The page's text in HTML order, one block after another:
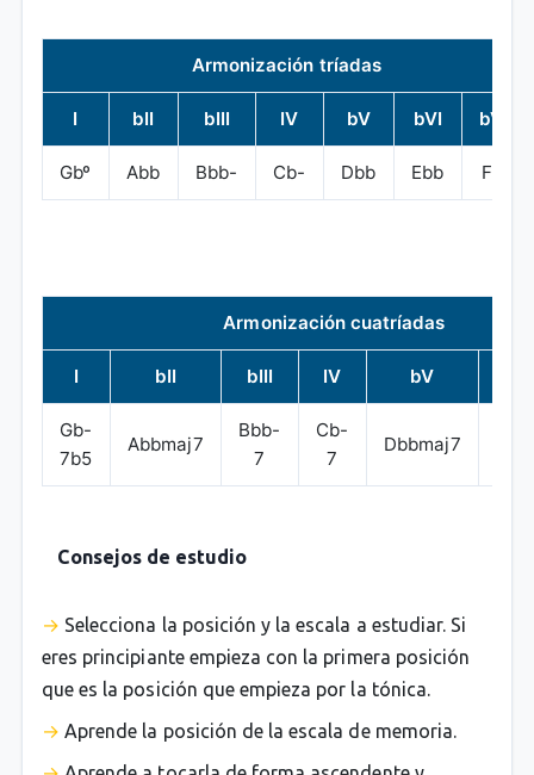
Armonización tríadas
I bII bIII IV bV bVI bVII
Gbº Abb Bbb- Cb- Dbb Ebb Fb-
Armonización cuatríadas
I bII bIII IV bV
Gb-
7b5
Abbmaj7
Bbb-
7
Cb-
7
Dbbmaj7
Consejos de estudio
Selecciona la posición y la escala a estudiar. Si
eres principiante empieza con la primera posición
que es la posición que empieza por la tónica.
Aprende la posición de la escala de memoria.